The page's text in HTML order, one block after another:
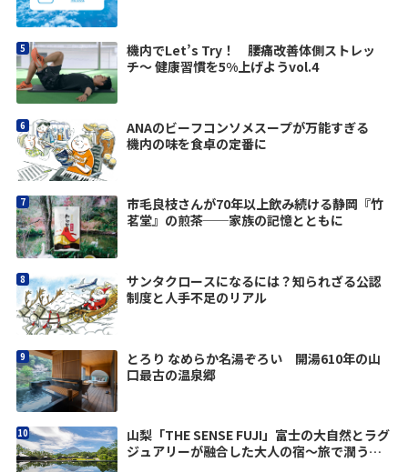
機内でLet’s Try！ 腰痛改善体側ストレッ
チ〜 健康習慣を5%上げようvol.4
ANAのビーフコンソメスープが万能すぎる
機内の味を食卓の定番に
市毛良枝さんが70年以上飲み続ける静岡『竹
茗堂』の煎茶──家族の記憶とともに
サンタクロースになるには？知られざる公認
制度と人手不足のリアル
とろり なめらか名湯ぞろい 開湯610年の山
口最古の温泉郷
山梨「THE SENSE FUJI」富士の大自然とラグ
ジュアリーが融合した大人の宿〜旅で潤う